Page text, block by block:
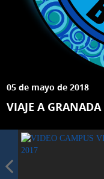
05 de mayo de 2018
VIAJE A GRANADA